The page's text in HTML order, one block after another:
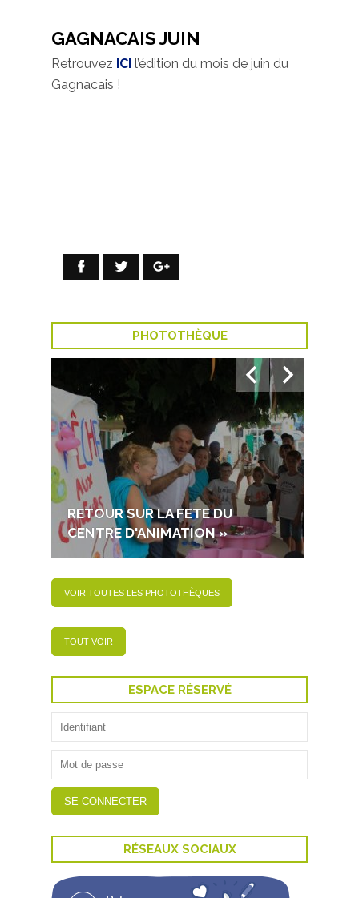
GAGNACAIS JUIN
Retrouvez ICI l’édition du mois de juin du
Gagnacais !
PHOTOTHÈQUE
RETOUR SUR LA FETE DU
CENTRE D'ANIMATION »
VOIR TOUTES LES PHOTOTHÈQUES
TOUT VOIR
ESPACE RÉSERVÉ
RÉSEAUX SOCIAUX